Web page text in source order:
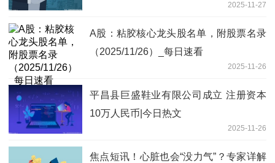
2025-11-27
A股：粘胶核心龙头股名单，附股票名录
（2025/11/26）_每日速看
2025-11-26
平昌县巨盛鞋业有限公司成立 注册资本
10万人民币|今日热文
2025-11-26
焦点短讯！心脏也会“没力气”？专家详解